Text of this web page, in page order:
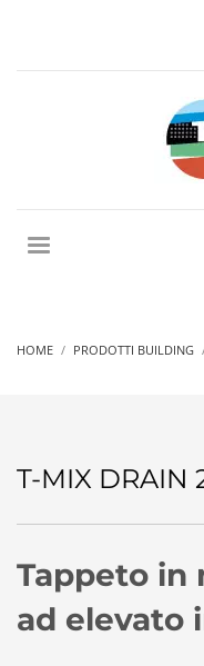
HOME PRODOTTI BUILDING
T-MIX DRAIN
Tappeto in
ad elevato